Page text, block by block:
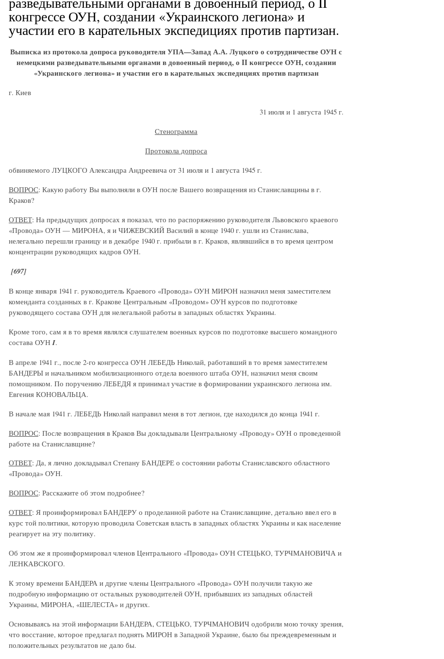
конгрессе ОУН, создании «Украинского легиона» и
участии его в карательных экспедициях против партизан.
Выписка из протокола допроса руководителя УПА—Запад А.А. Луцкого о сотрудничестве ОУН с
немецкими разведывательными органами в довоенный период, о II конгрессе ОУН, создании
«Украинского легиона» и участии его в карательных экспедициях против партизан
г. Киев
31 июля и 1 августа 1945 г.
Стенограмма
Протокола допроса
обвиняемого ЛУЦКОГО Александра Андреевича от 31 июля и 1 августа 1945 г.
ВОПРОС: Какую работу Вы выполняли в ОУН после Вашего возвращения из Станиславщины в г.
Краков?
ОТВЕТ: На предыдущих допросах я показал, что по распоряжению руководителя Львовского краевого
«Провода» ОУН — МИРОНА, я и ЧИЖЕВСКИЙ Василий в конце 1940 г. ушли из Станислава,
нелегально перешли границу и в декабре 1940 г. прибыли в г. Краков, являвшийся в то время центром
концентрации руководящих кадров ОУН.
[697]
В конце января 1941 г. руководитель Краевого «Провода» ОУН МИРОН назначил меня заместителем
коменданта созданных в г. Кракове Центральным «Проводом» ОУН курсов по подготовке
руководящего состава ОУН для нелегальной работы в западных областях Украины.
Кроме того, сам я в то время являлся слушателем военных курсов по подготовке высшего командного
состава ОУН I.
В апреле 1941 г., после 2-го конгресса ОУН ЛЕБЕДЬ Николай, работавший в то время заместителем
БАНДЕРЫ и начальником мобилизационного отдела военного штаба ОУН, назначил меня своим
помощником. По поручению ЛЕБЕДЯ я принимал участие в формировании украинского легиона им.
Евгения КОНОВАЛЬЦА.
В начале мая 1941 г. ЛЕБЕДЬ Николай направил меня в тот легион, где находился до конца 1941 г.
ВОПРОС: После возвращения в Краков Вы докладывали Центральному «Проводу» ОУН о проведенной
работе на Станиславщине?
ОТВЕТ: Да, я лично докладывал Степану БАНДЕРЕ о состоянии работы Станиславского областного
«Провода» ОУН.
ВОПРОС: Расскажите об этом подробнее?
ОТВЕТ: Я проинформировал БАНДЕРУ о проделанной работе на Станиславщине, детально ввел его в
курс той политики, которую проводила Советская власть в западных областях Украины и как население
реагирует на эту политику.
Об этом же я проинформировал членов Центрального «Провода» ОУН СТЕЦЬКО, ТУРЧМАНОВИЧА и
ЛЕНКАВСКОГО.
К этому времени БАНДЕРА и другие члены Центрального «Провода» ОУН получили такую же
подробную информацию от остальных руководителей ОУН, прибывших из западных областей
Украины, МИРОНА, «ШЕЛЕСТА» и других.
Основываясь на этой информации БАНДЕРА, СТЕЦЬКО, ТУРЧМАНОВИЧ одобрили мою точку зрения,
что восстание, которое предлагал поднять МИРОН в Западной Украине, было бы преждевременным и
положительных результатов не дало бы.